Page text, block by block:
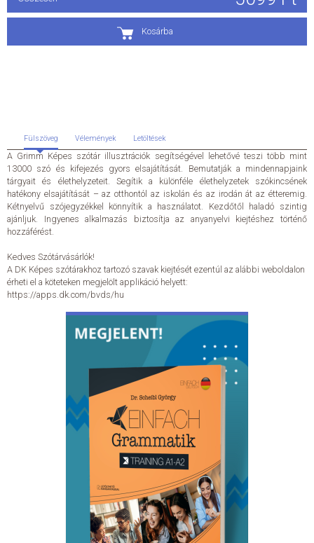
Kosárba
Fülszöveg Vélemények Letöltések
A Grimm Képes szótár illusztrációk segítségével lehetővé teszi több mint
13000 szó és kifejezés gyors elsajátítását. Bemutatják a mindennapjaink
tárgyait és élethelyzeteit. Segítik a különféle élethelyzetek szókincsének
hatékony elsajátítását – az otthontól az iskolán és az irodán át az étteremig.
Kétnyelvű szójegyzékkel könnyítik a használatot. Kezdőtől haladó szintig
ajánljuk. Ingyenes alkalmazás biztosítja az anyanyelvi kiejtéshez történő
hozzáférést.
Kedves Szótárvásárlók!
A DK Képes szótárakhoz tartozó szavak kiejtését ezentúl az alábbi weboldalon
érheti el a köteteken megjelölt applikáció helyett:
https://apps.dk.com/bvds/hu
ÁLTALÁNOS SZERZŐDÉSI FELTÉTELEK